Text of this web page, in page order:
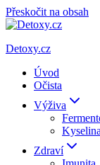
Přeskočit na obsah
Detoxy.cz
Úvod
Očista
Výživa
Zdraví